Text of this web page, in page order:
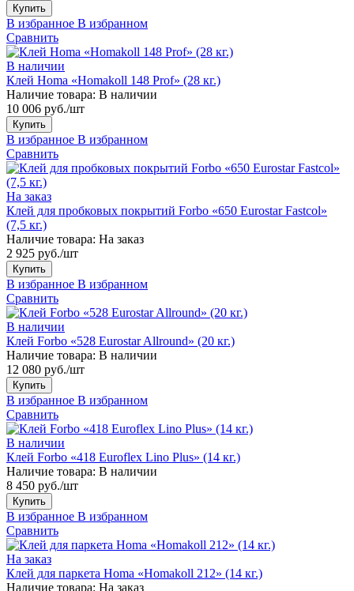
Купить
В избранное В избранном
Сравнить
В наличии
Клей Homa «Homakoll 148 Prof» (28 кг.)
Наличие товара: В наличии
10 006 руб./шт
Купить
В избранное В избранном
Сравнить
На заказ
Клей для пробковых покрытий Forbo «650 Eurostar Fastcol»
(7,5 кг.)
Наличие товара: На заказ
2 925 руб./шт
Купить
В избранное В избранном
Сравнить
В наличии
Клей Forbo «528 Eurostar Allround» (20 кг.)
Наличие товара: В наличии
12 080 руб./шт
Купить
В избранное В избранном
Сравнить
В наличии
Клей Forbo «418 Euroflex Lino Plus» (14 кг.)
Наличие товара: В наличии
8 450 руб./шт
Купить
В избранное В избранном
Сравнить
На заказ
Клей для паркета Homa «Homakoll 212» (14 кг.)
Наличие товара: На заказ